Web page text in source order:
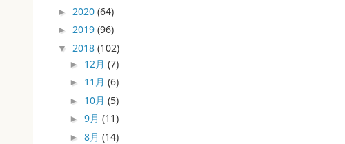
► 2020 (64)
► 2019 (96)
▼ 2018 (102)
► 12月 (7)
► 11月 (6)
► 10月 (5)
► 9月 (11)
► 8月 (14)